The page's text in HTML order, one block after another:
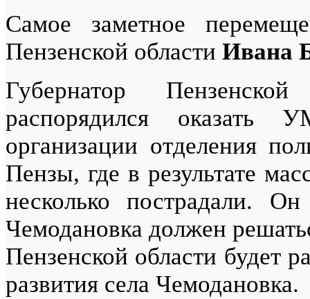
Самое заметное
Пензенской области Ивана
Губернатор
распорядился
организации отделения
Пензы, где в результате
несколько пострадали.
Чемодановка должен
Пензенской области будет
развития села Чемодановка.